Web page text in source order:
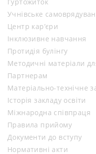
Учнівське
Центр кар’єри
Інклюзивне навчання
Протидія булінгу
Методичні матеріали
Партнерам
Матеріально-технічне
Історія закладу освіти
Міжнародна співпраця
Правила прийому
Документи до вступу
Нормативні акти